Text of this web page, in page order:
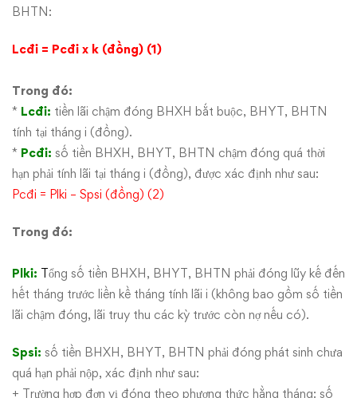
BHTN:
Lcđi = Pcđi x k (đồng) (1)
Trong đó:
* Lcđi: tiền lãi chậm đóng BHXH bắt buộc, BHYT, BHTN
tính tại tháng i (đồng).
* Pcđi: số tiền BHXH, BHYT, BHTN chậm đóng quá thời
hạn phải tính lãi tại tháng i (đồng), được xác định như sau:
Pcđi = Plki – Spsi (đồng) (2)
Trong đó:
Plki: Tổng số tiền BHXH, BHYT, BHTN phải đóng lũy kế đến
hết tháng trước liền kề tháng tính lãi i (không bao gồm số tiền
lãi chậm đóng, lãi truy thu các kỳ trước còn nợ nếu có).
Spsi: số tiền BHXH, BHYT, BHTN phải đóng phát sinh chưa
quá hạn phải nộp, xác định như sau:
+ Trường hợp đơn vị đóng theo phương thức hằng tháng: số